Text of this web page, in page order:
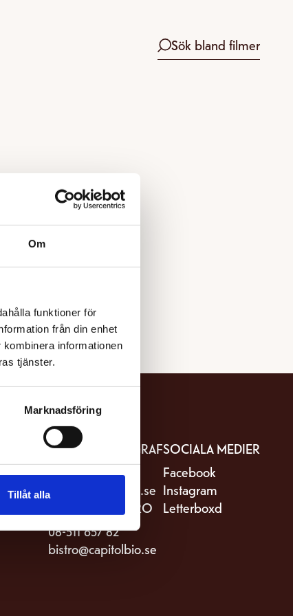
Om
funktioner för
från din enhet
informationen
tjänster.
Marknadsföring
Tillåt alla
Sök bland filmer
Capitol
82
KONTAKTA BIOGRAF
08-511 657 81
kassa@capitolbio.se
KONTAKTA BISTRO
08-511 657 82
bistro@capitolbio.se
SOCIALA MEDIER
Facebook
Instagram
Letterboxd